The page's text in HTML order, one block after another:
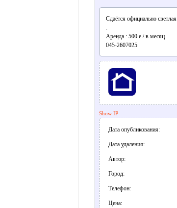
Сдаётся официально
.
Аренда : 500 е / в месяц
045-2607025
Show IP
Дата опубликования:
Дата удаления:
Автор:
Город:
Телефон:
Цена: